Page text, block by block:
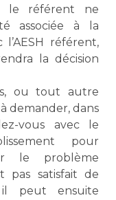
le référent ne
associée à la
référent,
la décision
ou tout autre
demander, dans
vous avec le
pour
le problème
pas satisfait de
il peut ensuite